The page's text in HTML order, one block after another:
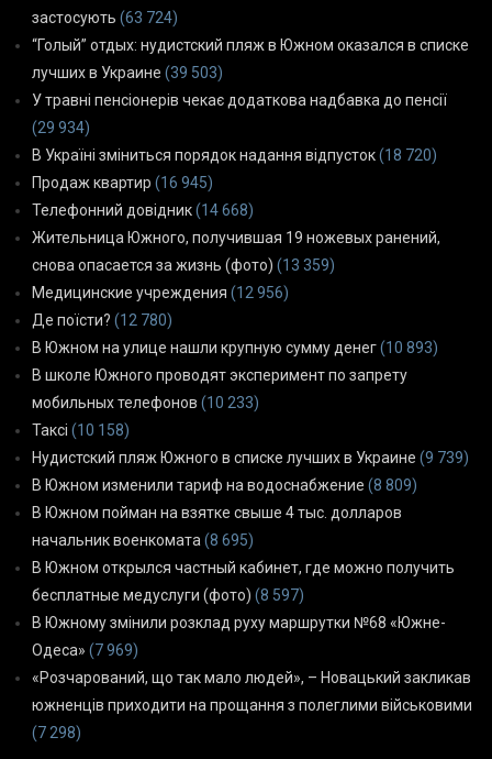
застосують (63 724)
“Голый” отдых: нудистский пляж в Южном оказался в списке
лучших в Украине (39 503)
У травні пенсіонерів чекає додаткова надбавка до пенсії
(29 934)
В Україні зміниться порядок надання відпусток(18 720)
Продаж квартир (16 945)
Телефонний довідник(14 668)
Жительница Южного, получившая 19 ножевых ранений,
снова опасается за жизнь (фото) (13 359)
Медицинские учреждения (12 956)
Де поїсти? (12 780)
В Южном на улице нашли крупную сумму денег(10 893)
В школе Южного проводят эксперимент по запрету
мобильных телефонов (10 233)
Таксі (10 158)
Нудистский пляж Южного в списке лучших в Украине (9 739)
В Южном изменили тариф на водоснабжение (8 809)
В Южном пойман на взятке свыше 4 тыс. долларов
начальник военкомата (8 695)
В Южном открылся частный кабинет, где можно получить
бесплатные медуслуги (фото) (8 597)
В Южному змінили розклад руху маршрутки №68 «Южне-
Одеса» (7 969)
«Розчарований, що так мало людей», – Новацький закликав
южненців приходити на прощання з полеглими військовими
(7 298)